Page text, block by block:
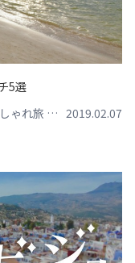
5選
ゃれ旅 #かわいい旅 #
2019.02.07